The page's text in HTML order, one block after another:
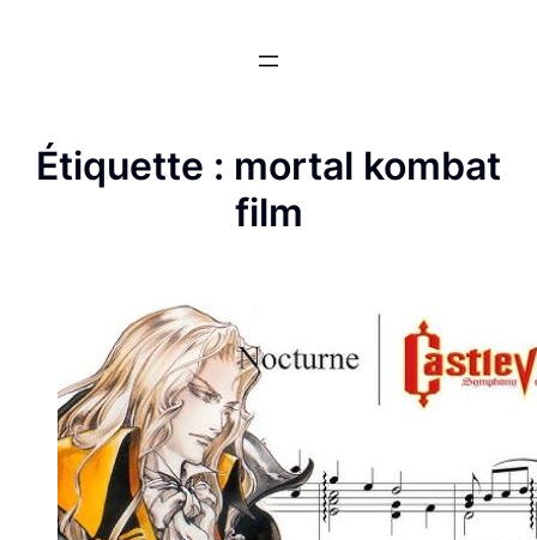
Étiquette : mortal kombat
film